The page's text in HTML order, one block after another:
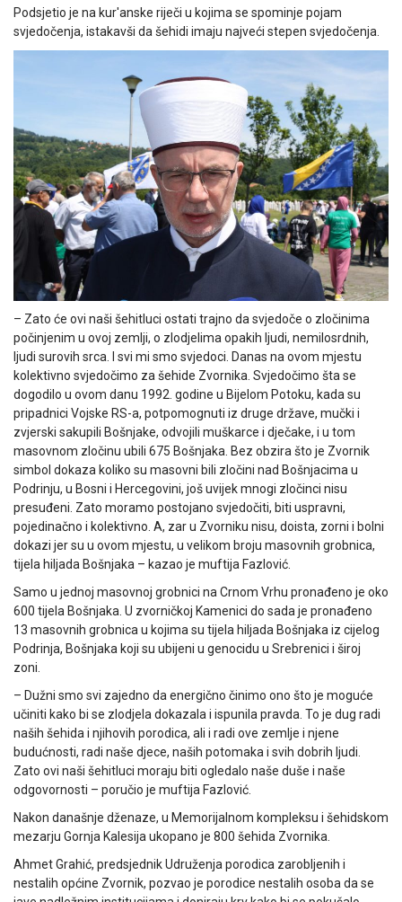
Podsjetio je na kur'anske riječi u kojima se spominje pojam
svjedočenja, istakavši da šehidi imaju najveći stepen svjedočenja.
– Zato će ovi naši šehitluci ostati trajno da svjedoče o zločinima
počinjenim u ovoj zemlji, o zlodjelima opakih ljudi, nemilosrdnih,
ljudi surovih srca. I svi mi smo svjedoci. Danas na ovom mjestu
kolektivno svjedočimo za šehide Zvornika. Svjedočimo šta se
dogodilo u ovom danu 1992. godine u Bijelom Potoku, kada su
pripadnici Vojske RS-a, potpomognuti iz druge države, mučki i
zvjerski sakupili Bošnjake, odvojili muškarce i dječake, i u tom
masovnom zločinu ubili 675 Bošnjaka. Bez obzira što je Zvornik
simbol dokaza koliko su masovni bili zločini nad Bošnjacima u
Podrinju, u Bosni i Hercegovini, još uvijek mnogi zločinci nisu
presuđeni. Zato moramo postojano svjedočiti, biti uspravni,
pojedinačno i kolektivno. A, zar u Zvorniku nisu, doista, zorni i bolni
dokazi jer su u ovom mjestu, u velikom broju masovnih grobnica,
tijela hiljada Bošnjaka – kazao je muftija Fazlović.
Samo u jednoj masovnoj grobnici na Crnom Vrhu pronađeno je oko
600 tijela Bošnjaka. U zvorničkoj Kamenici do sada je pronađeno
13 masovnih grobnica u kojima su tijela hiljada Bošnjaka iz cijelog
Podrinja, Bošnjaka koji su ubijeni u genocidu u Srebrenici i široj
zoni.
– Dužni smo svi zajedno da energično činimo ono što je moguće
učiniti kako bi se zlodjela dokazala i ispunila pravda. To je dug radi
naših šehida i njihovih porodica, ali i radi ove zemlje i njene
budućnosti, radi naše djece, naših potomaka i svih dobrih ljudi.
Zato ovi naši šehitluci moraju biti ogledalo naše duše i naše
odgovornosti – poručio je muftija Fazlović.
Nakon današnje dženaze, u Memorijalnom kompleksu i šehidskom
mezarju Gornja Kalesija ukopano je 800 šehida Zvornika.
Ahmet Grahić, predsjednik Udruženja porodica zarobljenih i
nestalih općine Zvornik, pozvao je porodice nestalih osoba da se